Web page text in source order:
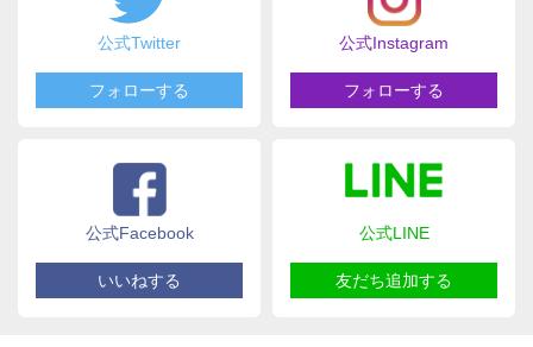
公式Twitter
フォローする
公式Instagram
フォローする
公式Facebook
いいねする
公式LINE
友だち追加する